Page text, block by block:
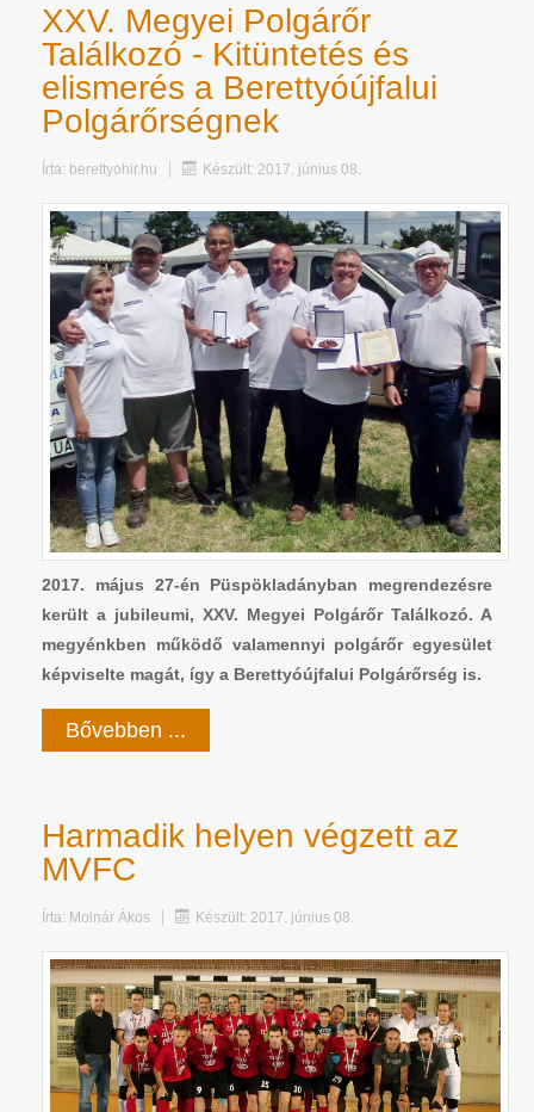
XXV. Megyei Polgárőr
Találkozó - Kitüntetés és
elismerés a Berettyóújfalui
Polgárőrségnek
Írta: berettyohir.hu Készült: 2017. június 08.
2017. május 27-én Püspökladányban megrendezésre
került a jubileumi, XXV. Megyei Polgárőr Találkozó. A
megyénkben működő valamennyi polgárőr egyesület
képviselte magát, így a Berettyóújfalui Polgárőrség is.
Bővebben ...
Harmadik helyen végzett az
MVFC
Írta: Molnár Ákos Készült: 2017. június 08.